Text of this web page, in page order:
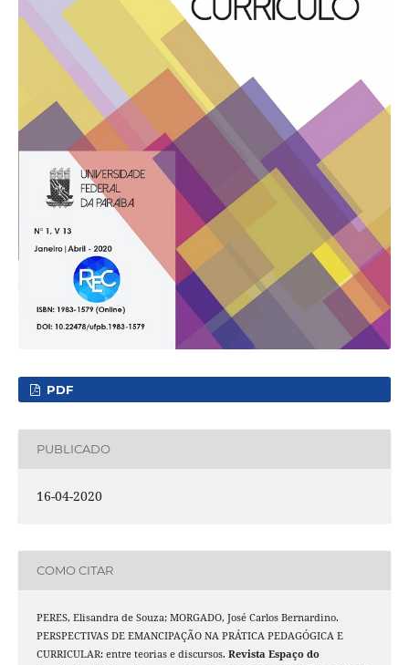
PDF
PUBLICADO
16-04-2020
COMO CITAR
PERES, Elisandra de Souza; MORGADO, José Carlos Bernardino.
PERSPECTIVAS DE EMANCIPAÇÃO NA PRÁTICA PEDAGÓGICA E
CURRICULAR: entre teorias e discursos. Revista Espaço do